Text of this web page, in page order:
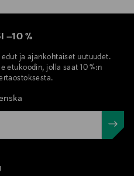
–10 %
ja ajankohtaiset uutuudet.
etukoodin, jolla saat 10 %:n